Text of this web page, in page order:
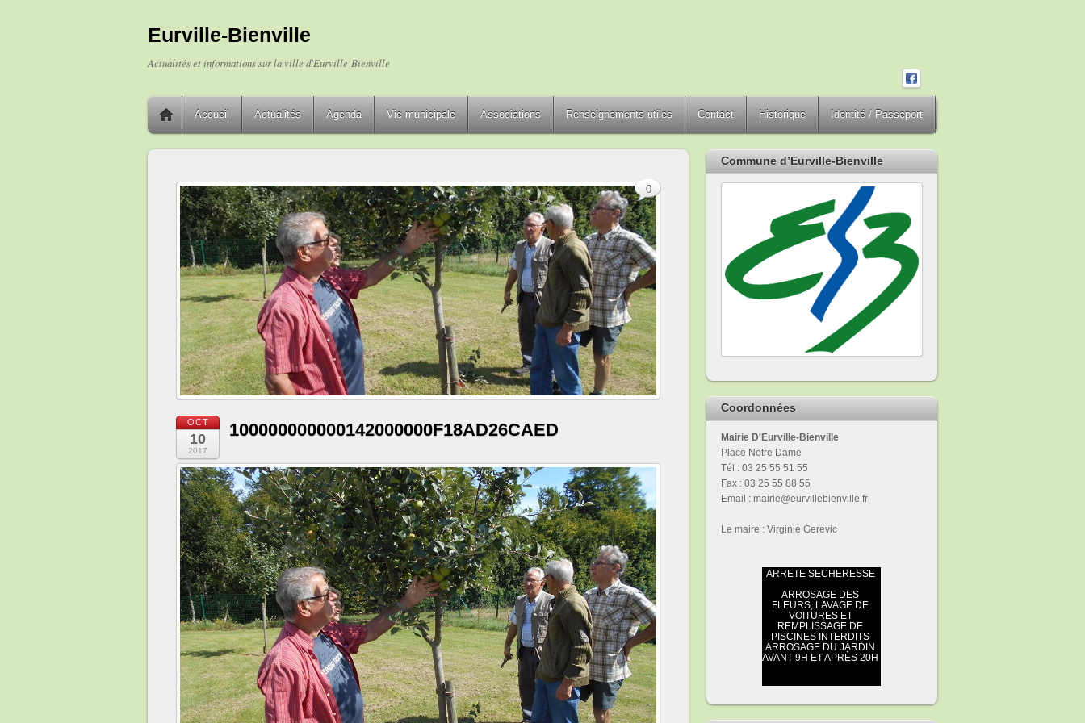
Eurville-Bienville
Actualités et informations sur la ville d'Eurville-Bienville
Accueil Actualités Agenda Vie municipale Associations Renseignements utiles Contact Historique Identité / Passeport
OCT
10
2017
100000000000142000000F18AD26CAED
0
Commune d’Eurville-Bienville
Coordonnées
Mairie D'Eurville-Bienville
Place Notre Dame
Tél : 03 25 55 51 55
Fax : 03 25 55 88 55
Email : mairie@eurvillebienville.fr
Le maire : Virginie Gerevic